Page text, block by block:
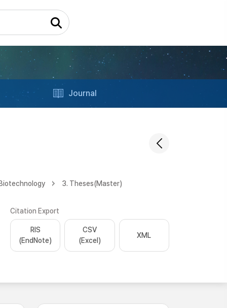
Journal
3. Theses(Master)
Citation Export
RIS
(EndNote)
CSV
(Excel)
XML